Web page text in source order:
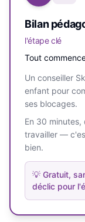
Bilan
l'étape clé
Tout
Un conseiller
enfant pour
ses blocages.
En 30
travailler —
bien.
💡 Gratuit,
déclic pour